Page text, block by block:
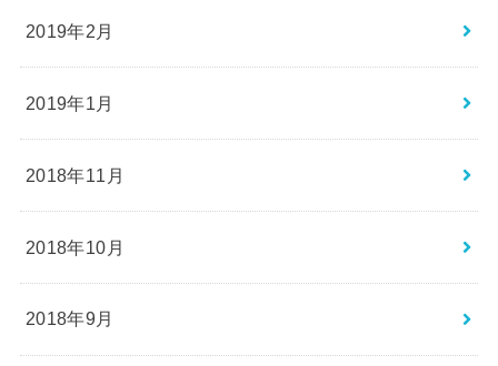
2019年2月
2019年1月
2018年11月
2018年10月
2018年9月